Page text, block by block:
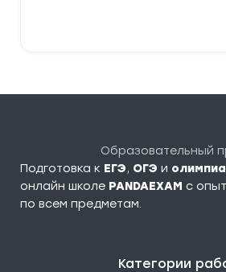
Образовательный
Подготовка к ЕГЭ, ОГЭ и
онлайн школе PANDAEXAM c
по всем предметам.
Категории